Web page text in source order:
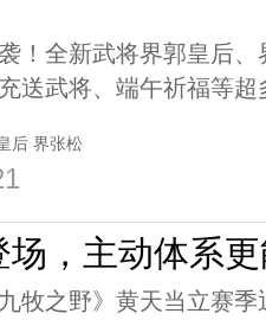
！全新武将界郭皇后
送武将、端午祈福等
后 界张松
，主动体系
牧之野》黄天当立赛